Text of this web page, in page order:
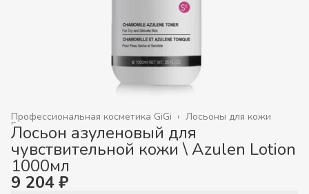
Лосьоны для кожи
Профессиональная косметика GiGi ›
Главная
Лосьон азуленовый для
чувствительной кожи \ Azulen Lotion
1000мл
9 204 ₽